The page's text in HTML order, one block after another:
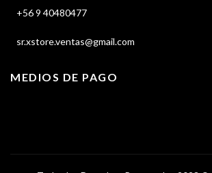
+56 9 40480477
sr.xstore.ventas@gmail.com
MEDIOS DE PAGO